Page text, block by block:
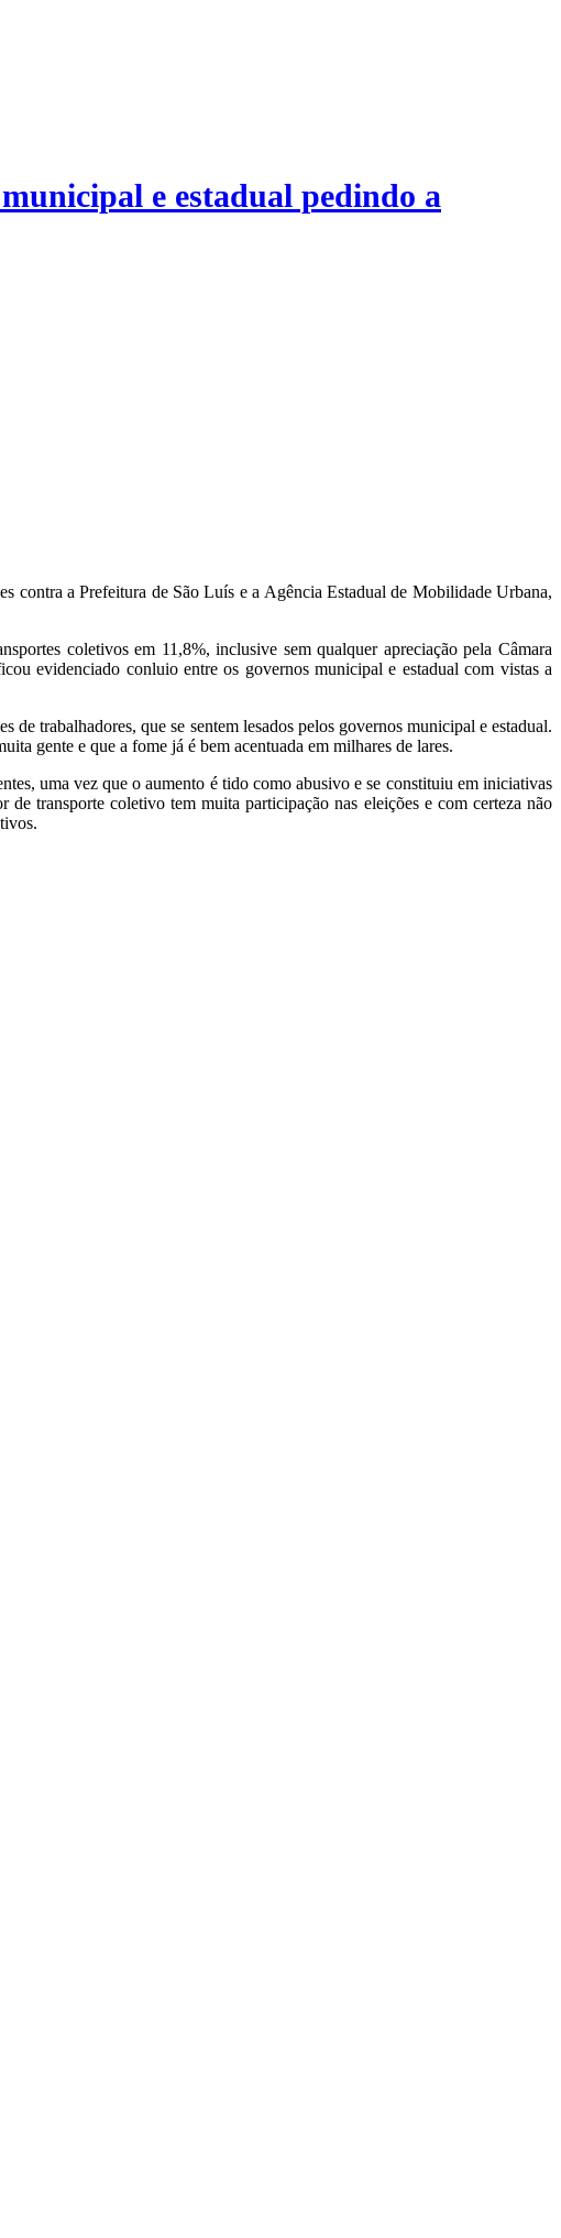
e estadual pedindo a
contra a Prefeitura de São Luís e a Agência Estadual de Mobilidade Urbana,
coletivos em 11,8%, inclusive sem qualquer apreciação pela Câmara
evidenciado conluio entre os governos municipal e estadual com vistas a
trabalhadores, que se sentem lesados pelos governos municipal e estadual.
gente e que a fome já é bem acentuada em milhares de lares.
uma vez que o aumento é tido como abusivo e se constituiu em iniciativas
transporte coletivo tem muita participação nas eleições e com certeza não